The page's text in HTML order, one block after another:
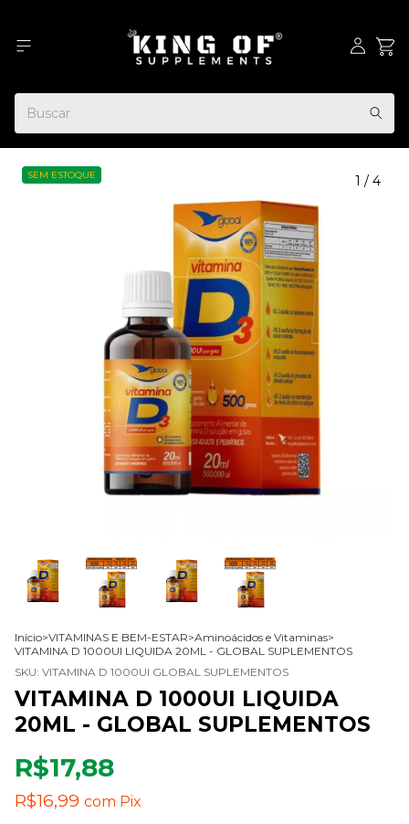
SEM ESTOQUE 1 / 4
Início>VITAMINAS E BEM-ESTAR>Aminoácidos e Vitaminas>
VITAMINA D 1000UI LIQUIDA 20ML - GLOBAL SUPLEMENTOS
SKU: VITAMINA D 1000UI GLOBAL SUPLEMENTOS
VITAMINA D 1000UI LIQUIDA
20ML - GLOBAL SUPLEMENTOS
R$17,88
R$16,99 com Pix